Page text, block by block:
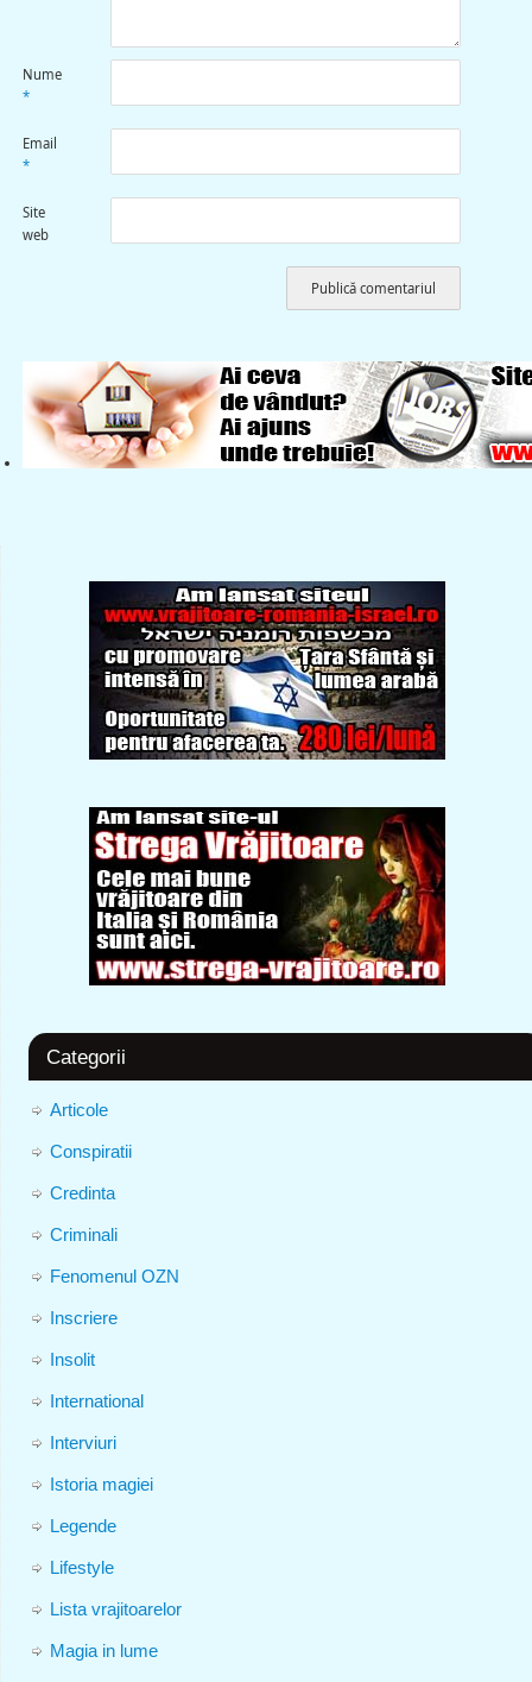
Nume
*
Email
*
Site
web
Categorii
Articole
Conspiratii
Credinta
Criminali
Fenomenul OZN
Inscriere
Insolit
International
Interviuri
Istoria magiei
Legende
Lifestyle
Lista vrajitoarelor
Magia in lume